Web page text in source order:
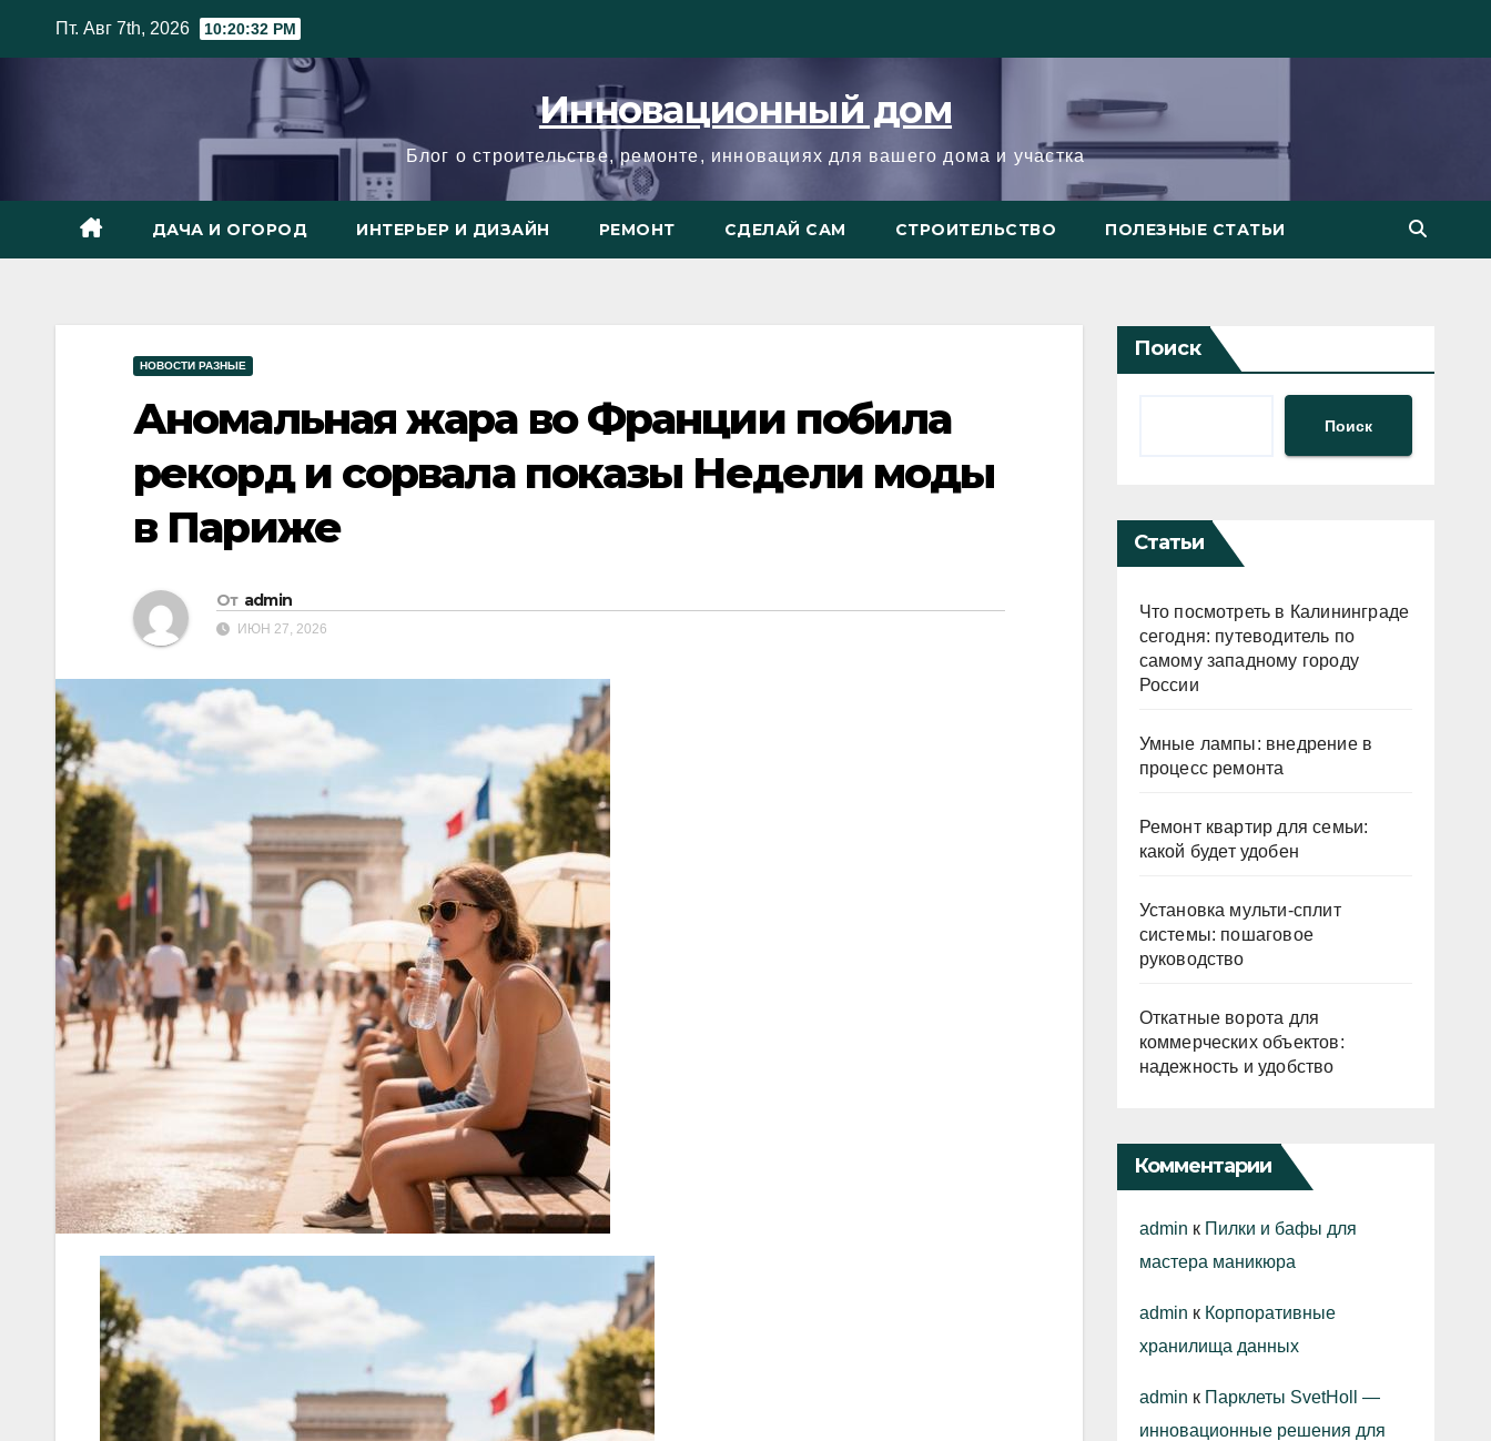
Пт. Авг 7th, 2026 10:20:34 PM
Инновационный дом
Блог о строительстве, ремонте, инновациях для вашего дома и участка
ДАЧА И ОГОРОД ИНТЕРЬЕР И ДИЗАЙН РЕМОНТ СДЕЛАЙ САМ СТРОИТЕЛЬСТВО ПОЛЕЗНЫЕ СТАТЬИ
НОВОСТИ РАЗНЫЕ
Аномальная жара во Франции побила
рекорд и сорвала показы Недели моды
в Париже
От admin
ИЮН 27, 2026
Поиск
Поиск
Статьи
Что посмотреть в Калининграде
сегодня: путеводитель по
самому западному городу
России
Умные лампы: внедрение в
процесс ремонта
Ремонт квартир для семьи:
какой будет удобен
Установка мульти-сплит
системы: пошаговое
руководство
Откатные ворота для
коммерческих объектов:
надежность и удобство
Комментарии
admin к Пилки и бафы для
мастера маникюра
admin к Корпоративные
хранилища данных
admin к Парклеты SvetHoll —
инновационные решения для